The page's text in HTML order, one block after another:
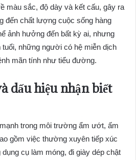
màu sắc, độ dày và kết cấu, gây ra
đến chất lượng cuộc sống hàng
ảnh hưởng đến bất kỳ ai, nhưng
những người có hệ miễn dịch
mãn tính như tiểu đường.
dấu hiệu nhận biết
trong môi trường ẩm ướt, ấm
gồm việc thường xuyên tiếp xúc
cụ làm móng, đi giày dép chật